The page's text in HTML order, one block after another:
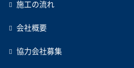
施工の流れ
会社概要
協力会社募集